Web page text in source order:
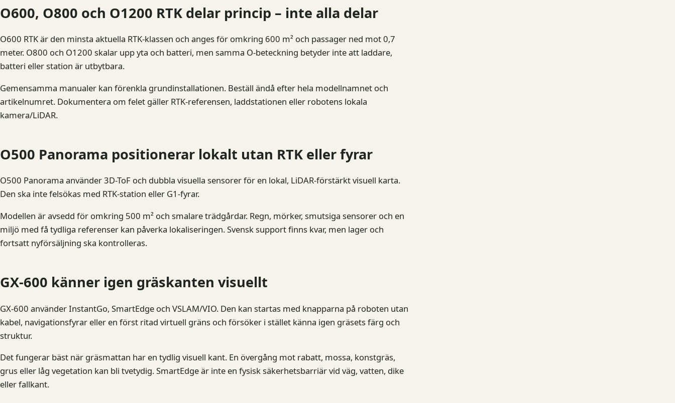
O600, O800 och O1200 RTK delar princip – inte alla delar
O600 RTK är den minsta aktuella RTK-klassen och anges för omkring 600 m² och passager ned mot 0,7
meter. O800 och O1200 skalar upp yta och batteri, men samma O-beteckning betyder inte att laddare,
batteri eller station är utbytbara.
Gemensamma manualer kan förenkla grundinstallationen. Beställ ändå efter hela modellnamnet och
artikelnumret. Dokumentera om felet gäller RTK-referensen, laddstationen eller robotens lokala
kamera/LiDAR.
O500 Panorama positionerar lokalt utan RTK eller fyrar
O500 Panorama använder 3D-ToF och dubbla visuella sensorer för en lokal, LiDAR-förstärkt visuell karta.
Den ska inte felsökas med RTK-station eller G1-fyrar.
Modellen är avsedd för omkring 500 m² och smalare trädgårdar. Regn, mörker, smutsiga sensorer och en
miljö med få tydliga referenser kan påverka lokaliseringen. Svensk support finns kvar, men lager och
fortsatt nyförsäljning ska kontrolleras.
GX-600 känner igen gräskanten visuellt
GX-600 använder InstantGo, SmartEdge och VSLAM/VIO. Den kan startas med knapparna på roboten utan
kabel, navigationsfyrar eller en först ritad virtuell gräns och försöker i stället känna igen gräsets färg och
struktur.
Det fungerar bäst när gräsmattan har en tydlig visuell kant. En övergång mot rabatt, mossa, konstgräs,
grus eller låg vegetation kan bli tvetydig. SmartEdge är inte en fysisk säkerhetsbarriär vid väg, vatten, dike
eller fallkant.